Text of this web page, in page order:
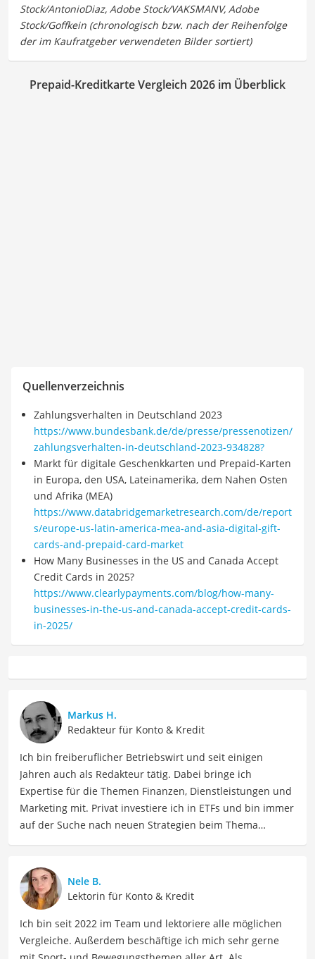
Prepaid-Kreditkarte Vergleich 2026 im Überblick
Quellenverzeichnis
Zahlungsverhalten in Deutschland 2023
https://www.bundesbank.de/de/presse/pressenotizen/
zahlungsverhalten-in-deutschland-2023-934828?
Markt für digitale Geschenkkarten und Prepaid-Karten
in Europa, den USA, Lateinamerika, dem Nahen Osten
und Afrika (MEA)
https://www.databridgemarketresearch.com/de/report
s/europe-us-latin-america-mea-and-asia-digital-gift-
cards-and-prepaid-card-market
How Many Businesses in the US and Canada Accept
Credit Cards in 2025?
https://www.clearlypayments.com/blog/how-many-
businesses-in-the-us-and-canada-accept-credit-cards-
in-2025/
Markus H.
Redakteur für Konto & Kredit
Ich bin freiberuflicher Betriebswirt und seit einigen
Jahren auch als Redakteur tätig. Dabei bringe ich
Expertise für die Themen Finanzen, Dienstleistungen und
Marketing mit. Privat investiere ich in ETFs und bin immer
auf der Suche nach neuen Strategien beim Thema
besonders empfehlenswert für
Nele B.
Lektorin für Konto & Kredit
Ich bin seit 2022 im Team und lektoriere alle möglichen
Vergleiche. Außerdem beschäftige ich mich sehr gerne